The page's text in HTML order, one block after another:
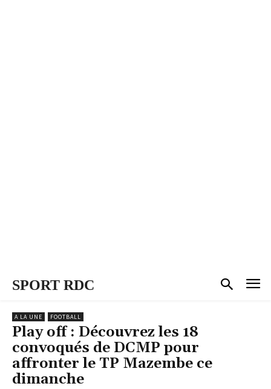
SPORT RDC
A LA UNE FOOTBALL
Play off : Découvrez les 18
convoqués de DCMP pour
affronter le TP Mazembe ce
dimanche